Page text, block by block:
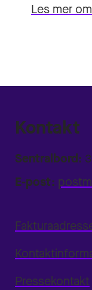
Les mer
Kontakt
Sentralbord:
E-post:
Pressekontakt